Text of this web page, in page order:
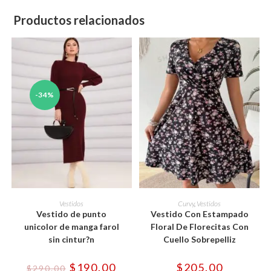
Productos relacionados
-34%
SELECCIONAR OPCIONES
Este
producto
tiene
múltiples
variantes.
opciones
elegir
Vestidos
Vestido de punto
unicolor de manga farol
sin cintur?n
$290.00 El
$ 190.00El
SELECCIONAR OPCIONES
Este
producto
tiene
múltiples
variantes.
opciones
elegir
Curvy, Vestidos
Vestido Con Estampado
Floral De Florecitas Con
Cuello Sobrepelliz
$205.00